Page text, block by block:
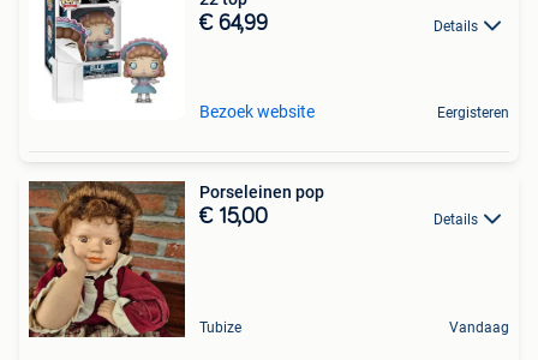
€ 64,99 Details
Bezoek website Eergisteren
Porseleinen pop
€ 15,00 Details
Tubize Vandaag